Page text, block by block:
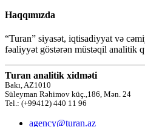
Haqqımızda
“Turan” siyasət, iqtisadiyyat və
fəaliyyət göstərən müstəqil analitik
Turan analitik xidməti
Bakı, AZ1010
Süleyman Rəhimov küç.,186, Mən. 24
Tel.: (+99412) 440 11 96
agency@turan.az